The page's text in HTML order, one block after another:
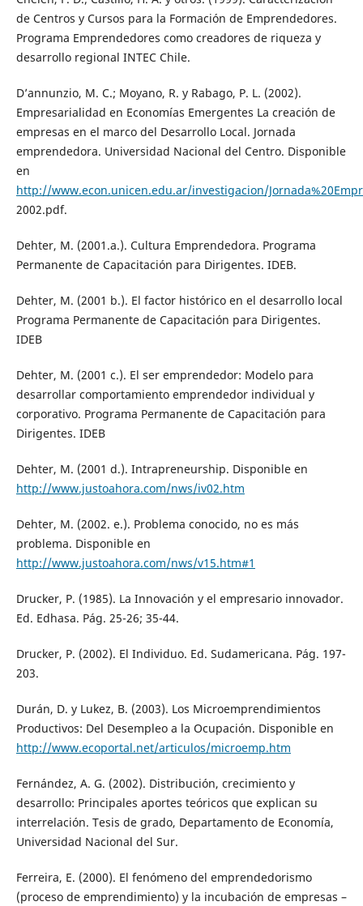
de Centros y Cursos para la Formación de Emprendedores.
Programa Emprendedores como creadores de riqueza y
desarrollo regional INTEC Chile.
D’annunzio, M. C.; Moyano, R. y Rabago, P. L. (2002).
Empresarialidad en Economías Emergentes La creación de
empresas en el marco del Desarrollo Local. Jornada
emprendedora. Universidad Nacional del Centro. Disponible
en
http://www.econ.unicen.edu.ar/investigacion/
2002.pdf.
Dehter, M. (2001.a.). Cultura Emprendedora. Programa
Permanente de Capacitación para Dirigentes. IDEB.
Dehter, M. (2001 b.). El factor histórico en el desarrollo local
Programa Permanente de Capacitación para Dirigentes.
IDEB
Dehter, M. (2001 c.). El ser emprendedor: Modelo para
desarrollar comportamiento emprendedor individual y
corporativo. Programa Permanente de Capacitación para
Dirigentes. IDEB
Dehter, M. (2001 d.). Intrapreneurship. Disponible en
http://www.justoahora.com/nws/iv02.htm
Dehter, M. (2002. e.). Problema conocido, no es más
problema. Disponible en
http://www.justoahora.com/nws/v15.htm#1
Drucker, P. (1985). La Innovación y el empresario innovador.
Ed. Edhasa. Pág. 25-26; 35-44.
Drucker, P. (2002). El Individuo. Ed. Sudamericana. Pág. 197-
203.
Durán, D. y Lukez, B. (2003). Los Microemprendimientos
Productivos: Del Desempleo a la Ocupación. Disponible en
http://www.ecoportal.net/articulos/microemp.htm
Fernández, A. G. (2002). Distribución, crecimiento y
desarrollo: Principales aportes teóricos que explican su
interrelación. Tesis de grado, Departamento de Economía,
Universidad Nacional del Sur.
Ferreira, E. (2000). El fenómeno del emprendedorismo
(proceso de emprendimiento) y la incubación de empresas –